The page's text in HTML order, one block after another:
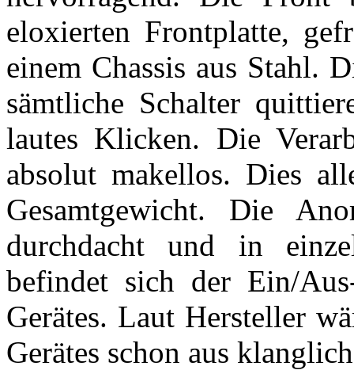
eloxierten Frontplatte,
einem Chassis aus Stahl.
sämtliche Schalter
lautes Klicken. Die
absolut makellos. Dies
Gesamtgewicht. Die
durchdacht und in
befindet sich der Ein/
Gerätes. Laut Hersteller
Gerätes schon aus